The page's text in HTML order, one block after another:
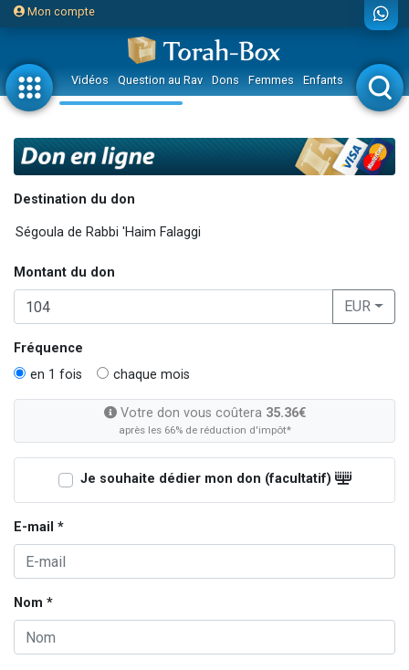
Mon compte
Vidéos Question au Rav Dons Femmes Enfants Etude sur
Destination du don
Montant du don
EUR
Fréquence
en 1 fois
chaque mois
Votre don vous coûtera 35.36€
après les 66% de réduction d'impôt*
Je souhaite dédier mon don (facultatif)
E-mail *
Nom *